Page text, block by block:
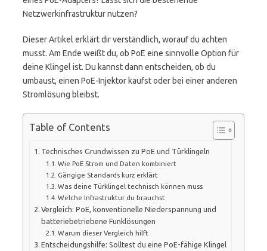
Netzwerkinfrastruktur nutzen?
Dieser Artikel erklärt dir verständlich, worauf du achten
musst. Am Ende weißt du, ob PoE eine sinnvolle Option für
deine Klingel ist. Du kannst dann entscheiden, ob du
umbaust, einen PoE-Injektor kaufst oder bei einer anderen
Stromlösung bleibst.
Table of Contents
Technisches Grundwissen zu PoE und Türklingeln
Wie PoE Strom und Daten kombiniert
Gängige Standards kurz erklärt
Was deine Türklingel technisch können muss
Welche Infrastruktur du brauchst
Vergleich: PoE, konventionelle Niederspannung und
batteriebetriebene Funklösungen
Warum dieser Vergleich hilft
Entscheidungshilfe: Solltest du eine PoE-fähige Klingel